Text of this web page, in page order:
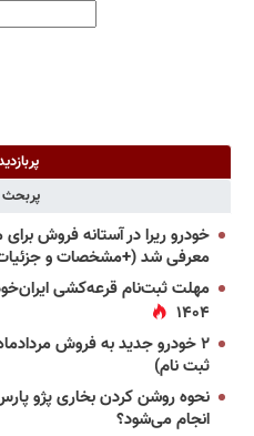
خودرو ریرا در آستانه فروش
معرفی شد (+مشخصات و جزئیات
مهلت ثبت‌نام قرعه‌کشی
۱۴۰۴
۲ خودرو جدید به فروش
ثبت نام)
نحوه روشن کردن بخاری پژو
انجام می‌شود؟